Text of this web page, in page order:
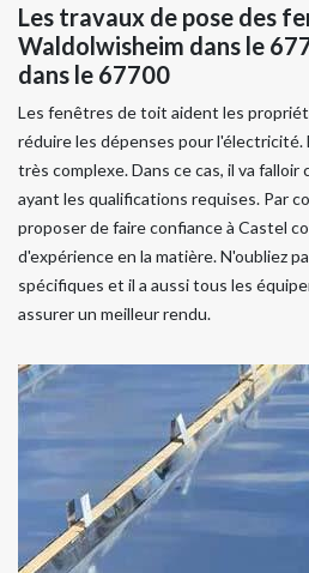
Les travaux de pose des
Waldolwisheim dans le
dans le 67700
Les fenêtres de toit aident les
réduire les dépenses pour
très complexe. Dans ce cas, il va
ayant les qualifications requises. Par
proposer de faire confiance à Castel
d'expérience en la matière. N'oubliez
spécifiques et il a aussi tous les
assurer un meilleur rendu.